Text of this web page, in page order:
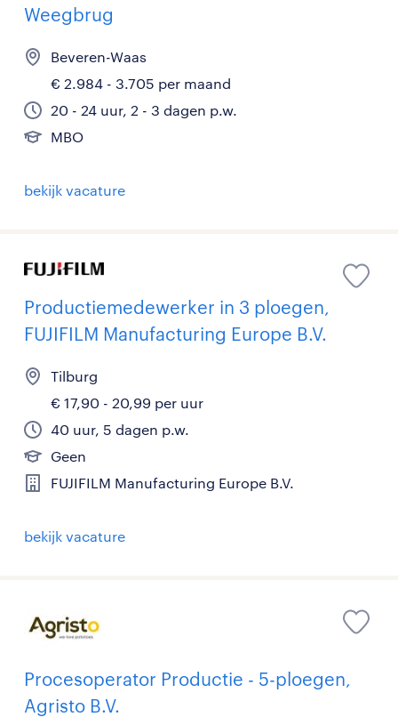
Weegbrug
Beveren-Waas
€ 2.984 - 3.705 per maand
20 - 24 uur, 2 - 3 dagen p.w.
MBO
bekijk vacature
Productiemedewerker in 3 ploegen,
FUJIFILM Manufacturing Europe B.V.
Tilburg
€ 17,90 - 20,99 per uur
40 uur, 5 dagen p.w.
Geen
FUJIFILM Manufacturing Europe B.V.
bekijk vacature
Procesoperator Productie - 5-ploegen,
Agristo B.V.